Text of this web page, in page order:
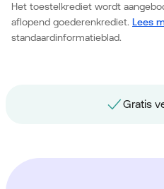
Het toestelkrediet wordt
aflopend goederenkrediet. Lees
standaardinformatieblad.
Gratis